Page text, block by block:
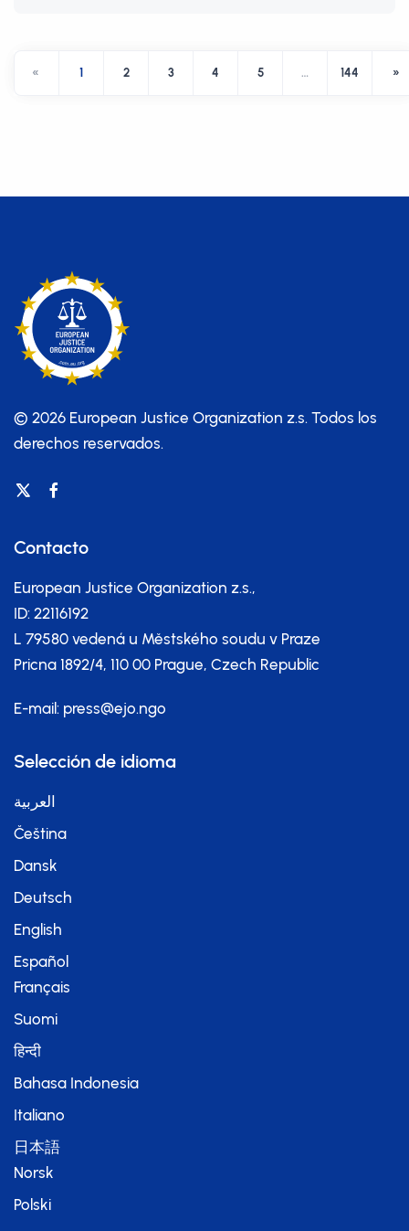
« 1 2 3 4 5 … 144 »
© 2026 European Justice Organization z.s. Todos los
derechos reservados.
Contacto
European Justice Organization z.s.,
ID: 22116192
L 79580 vedená u Městského soudu v Praze
Pricna 1892/4, 110 00 Prague, Czech Republic
E-mail: press@ejo.ngo
Selección de idioma
العربية
Čeština
Dansk
Deutsch
English
Español
Français
Suomi
हिन्दी
Bahasa Indonesia
Italiano
日本語
Norsk
Polski